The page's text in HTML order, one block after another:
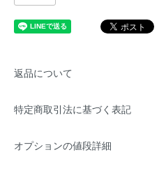
返品について
特定商取引法に基づく表記
オプションの値段詳細